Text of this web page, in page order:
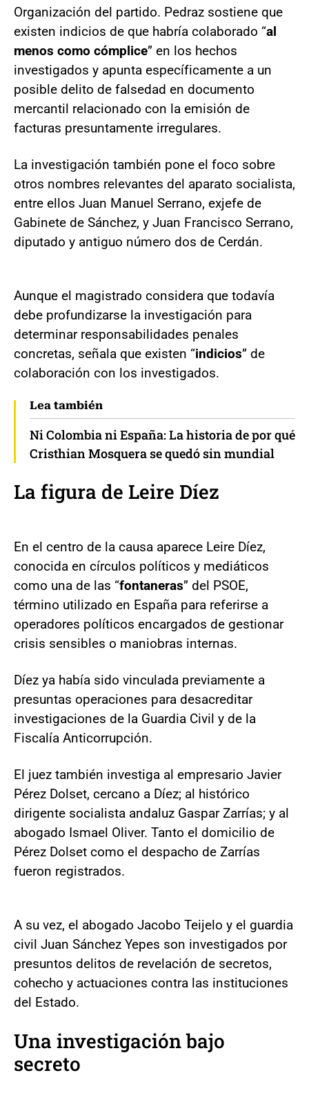
Organización del partido. Pedraz sostiene que
existen indicios de que habría colaborado “al
menos como cómplice” en los hechos
investigados y apunta específicamente a un
posible delito de falsedad en documento
mercantil relacionado con la emisión de
facturas presuntamente irregulares.
La investigación también pone el foco sobre
otros nombres relevantes del aparato socialista,
entre ellos Juan Manuel Serrano, exjefe de
Gabinete de Sánchez, y Juan Francisco Serrano,
diputado y antiguo número dos de Cerdán.
Aunque el magistrado considera que todavía
debe profundizarse la investigación para
determinar responsabilidades penales
concretas, señala que existen “indicios” de
colaboración con los investigados.
Lea también
Ni Colombia ni España: La historia de por qué
Cristhian Mosquera se quedó sin mundial
La figura de Leire Díez
En el centro de la causa aparece Leire Díez,
conocida en círculos políticos y mediáticos
como una de las “fontaneras” del PSOE,
término utilizado en España para referirse a
operadores políticos encargados de gestionar
crisis sensibles o maniobras internas.
Díez ya había sido vinculada previamente a
presuntas operaciones para desacreditar
investigaciones de la Guardia Civil y de la
Fiscalía Anticorrupción.
El juez también investiga al empresario Javier
Pérez Dolset, cercano a Díez; al histórico
dirigente socialista andaluz Gaspar Zarrías; y al
abogado Ismael Oliver. Tanto el domicilio de
Pérez Dolset como el despacho de Zarrías
fueron registrados.
A su vez, el abogado Jacobo Teijelo y el guardia
civil Juan Sánchez Yepes son investigados por
presuntos delitos de revelación de secretos,
cohecho y actuaciones contra las instituciones
del Estado.
Una investigación bajo
secreto